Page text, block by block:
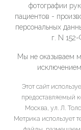
фотографии
пациентов -
персональных
г. N
Мы не оказываем
Этот сайт
предоставляемый
Москва, ул. Л.
Метрика использует